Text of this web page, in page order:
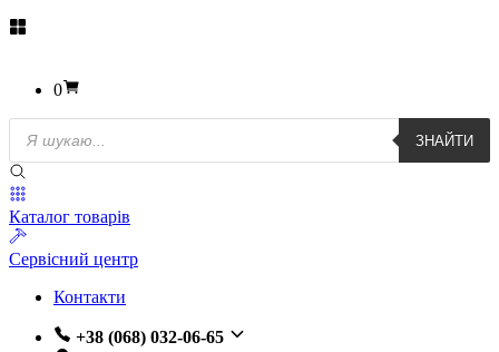
0
Пошук
товарів
ЗНАЙТИ
Каталог товарів
Сервісний центр
Контакти
+38 (068) 032-06-65